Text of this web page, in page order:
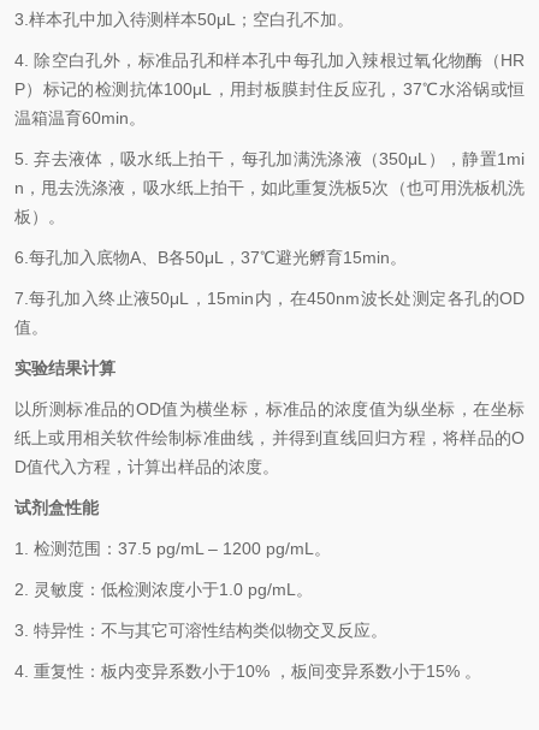
3. 样本孔中加 入待测样本50μL；空白孔不加。
4.
除空白孔外，标准品孔和样本孔中每孔加入辣根过氧化物酶（HR
P）标记的检测抗体100μL，用封板膜封住反应孔，37℃水浴锅或恒
温箱温育60min。
5. 弃去液体，吸水纸上拍干，每孔加满洗涤液 （350μL ）
，静置1mi
n，甩去洗涤液，吸水纸上拍干，如此重复洗板5次（也可用洗板机洗
板）。
6. 每孔加入底物A、B各50μL，37℃避光孵育15min。
7. 每孔加入终止液50μL，15min内，在450nm波长处测定各孔的OD
值。
实验结果计算
以所测标准品的OD值为横坐标， 标准品的浓度值为纵坐标，在坐标
纸上或用相关软件绘制标准曲线 ，并得到直线回归方程 ，将样品的O
D值代入方程，计算出样品的浓度。
试剂盒性能
1. 检测范围 ： 37.5 pg/mL – 1200 pg/mL 。
2. 灵敏度：低检测浓度小于1.0 pg/mL 。
3. 特异性：不与其它可溶性结构类似物交叉反应。
4. 重复性：板内变异系数小于10% ， 板间变异系数小于1 5% 。